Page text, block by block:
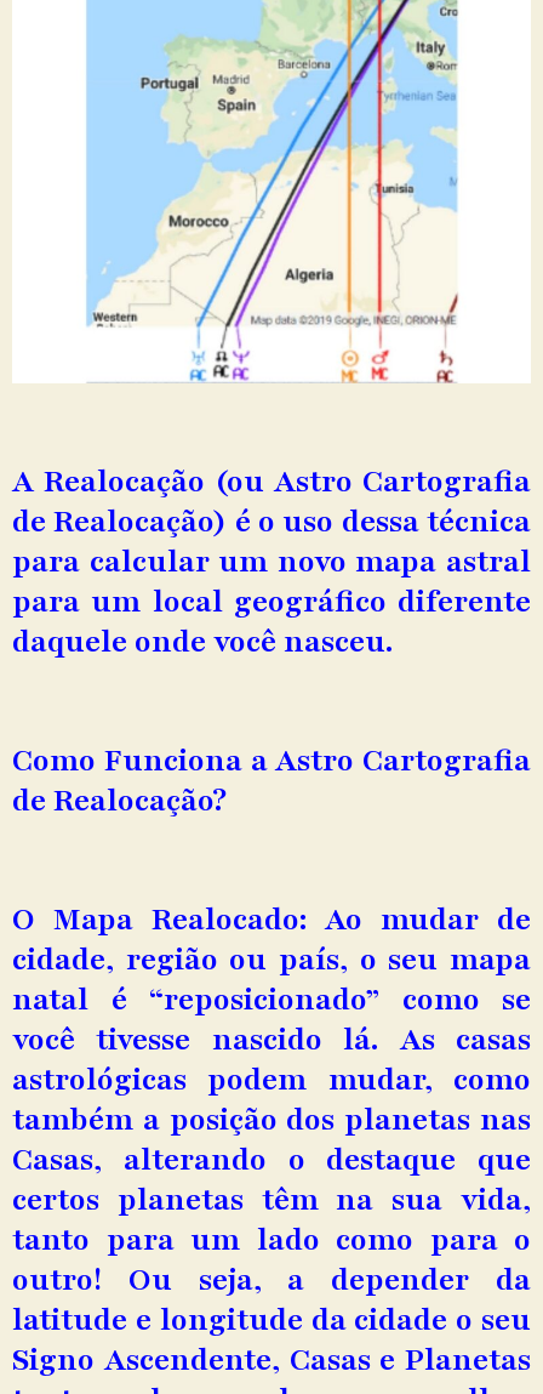
A Realocação (ou Astro Cartografia
de Realocação) é o uso dessa técnica
para calcular um novo mapa astral
para um local geográfico diferente
daquele onde você nasceu.
Como Funciona a Astro Cartografia
de Realocação?
O Mapa Realocado: Ao mudar de
cidade, região ou país, o seu mapa
natal é “reposicionado” como se
você tivesse nascido lá. As casas
astrológicas podem mudar, como
também a posição dos planetas nas
Casas, alterando o destaque que
certos planetas têm na sua vida,
tanto para um lado como para o
outro! Ou seja, a depender da
latitude e longitude da cidade o seu
Signo Ascendente, Casas e Planetas